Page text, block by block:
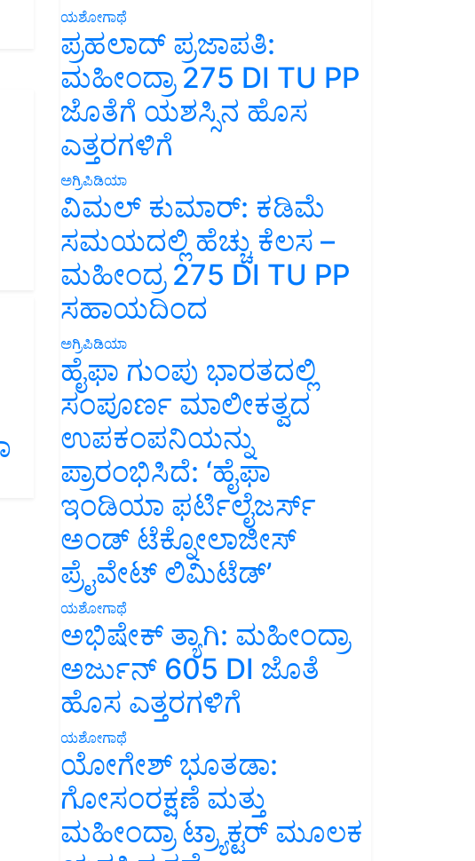
ಯಶೋಗಾಥೆ
ಪ್ರಹಲಾದ್ ಪ್ರಜಾಪತಿ:
ಮಹೀಂದ್ರಾ 275 DI TU PP
ಜೊತೆಗೆ ಯಶಸ್ಸಿನ ಹೊಸ
ಎತ್ತರಗಳಿಗೆ
ಅಗ್ರಿಪಿಡಿಯಾ
ವಿಮಲ್ ಕುಮಾರ್: ಕಡಿಮೆ
ಸಮಯದಲ್ಲಿ ಹೆಚ್ಚು ಕೆಲಸ –
ಮಹೀಂದ್ರ 275 DI TU PP
ಸಹಾಯದಿಂದ
ಅಗ್ರಿಪಿಡಿಯಾ
ಹೈಫಾ ಗುಂಪು ಭಾರತದಲ್ಲಿ
ಸಂಪೂರ್ಣ ಮಾಲೀಕತ್ವದ
ಉಪಕಂಪನಿಯನ್ನು
ಪ್ರಾರಂಭಿಸಿದೆ: ‘ಹೈಫಾ
ಇಂಡಿಯಾ ಫರ್ಟಿಲೈಜರ್ಸ್
ಅಂಡ್ ಟೆಕ್ನೋಲಾಜೀಸ್
ಪ್ರೈವೇಟ್ ಲಿಮಿಟೆಡ್’
ಯಶೋಗಾಥೆ
ಅಭಿಷೇಕ್ ತ್ಯಾಗಿ: ಮಹೀಂದ್ರಾ
ಅರ್ಜುನ್ 605 DI ಜೊತೆ
ಹೊಸ ಎತ್ತರಗಳಿಗೆ
ಯಶೋಗಾಥೆ
ಯೋಗೇಶ್ ಭೂತಡಾ:
ಗೋಸಂರಕ್ಷಣೆ ಮತ್ತು
ಮಹೀಂದ್ರಾ ಟ್ರ್ಯಾಕ್ಟರ್ ಮೂಲಕ